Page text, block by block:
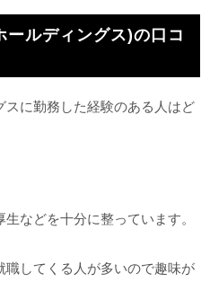
ールディングス)の口コ
に勤務した経験のある人はど
などを十分に整っています。
職してくる人が多いので趣味が